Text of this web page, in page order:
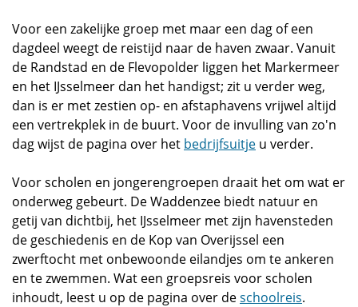
Voor een zakelijke groep met maar een dag of een
dagdeel weegt de reistijd naar de haven zwaar. Vanuit
de Randstad en de Flevopolder liggen het Markermeer
en het IJsselmeer dan het handigst; zit u verder weg,
dan is er met zestien op- en afstaphavens vrijwel altijd
een vertrekplek in de buurt. Voor de invulling van zo'n
dag wijst de pagina over het bedrijfsuitje u verder.
Voor scholen en jongerengroepen draait het om wat er
onderweg gebeurt. De Waddenzee biedt natuur en
getij van dichtbij, het IJsselmeer met zijn havensteden
de geschiedenis en de Kop van Overijssel een
zwerftocht met onbewoonde eilandjes om te ankeren
en te zwemmen. Wat een groepsreis voor scholen
inhoudt, leest u op de pagina over deschoolreis.